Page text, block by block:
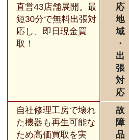
直営43店舗展開。最
短30分で無料出張対
応し、即日現金買
取！
応
地
域
・
出
張
対
応
自社修理工房で壊れ
た機器も再生可能な
ため高価買取を実
故
障
品